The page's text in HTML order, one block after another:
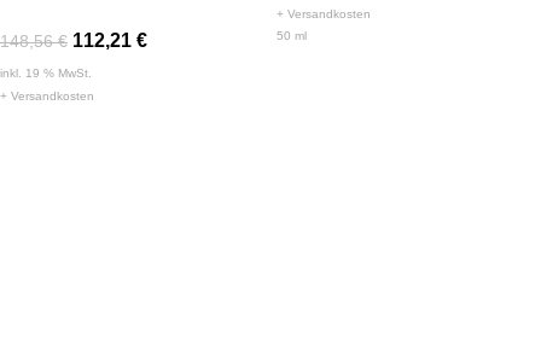
148,56€ 112,21 €
inkl. 19 % MwSt.
+ Versandkosten
+ Versandkosten
50 ml